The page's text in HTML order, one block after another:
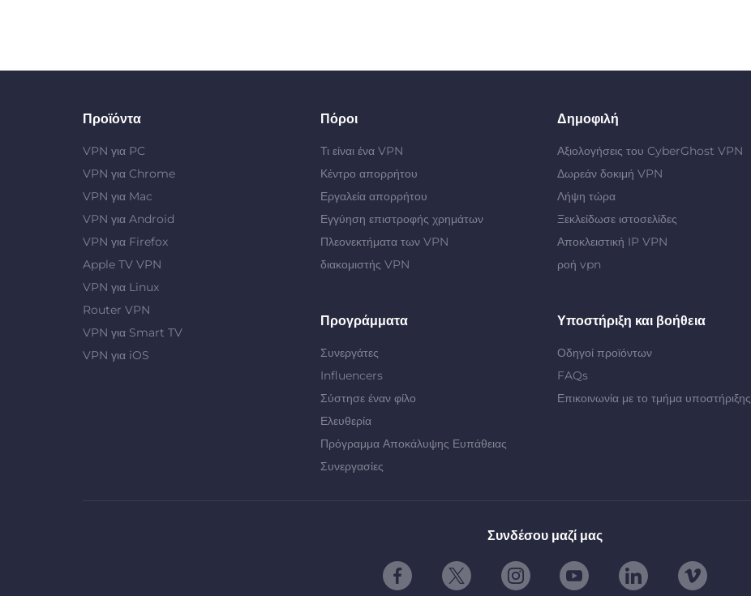
Προϊόντα
VPN για PC
VPN για Chrome
VPN για Mac
VPN για Android
VPN για Firefox
Apple TV VPN
VPN για Linux
Router VPN
VPN για Smart TV
VPN για iOS
Πόροι
Τι είναι ένα VPN
Κέντρο απορρήτου
Εργαλεία απορρήτου
Εγγύηση επιστροφής χρημάτων
Πλεονεκτήματα των VPN
διακομιστής VPN
Δημοφιλή
Αξιολογήσεις του CyberGhost VPN
Δωρεάν δοκιμή VPN
Λήψη τώρα
Ξεκλείδωσε ιστοσελίδες
Αποκλειστική IP VPN
ροή vpn
Προγράμματα
Συνεργάτες
Influencers
Σύστησε έναν φίλο
Ελευθερία
Πρόγραμμα Αποκάλυψης Ευπάθειας
Συνεργασίες
Υποστήριξη και βοήθεια
Οδηγοί προϊόντων
FAQs
Επικοινωνία με το τμήμα υποστήριξης
Συνδέσου μαζί μας